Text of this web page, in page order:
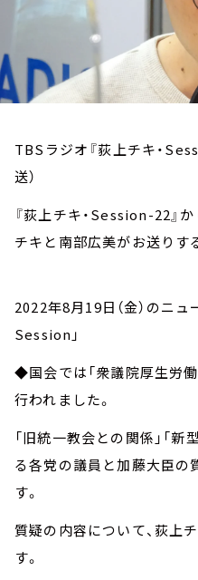
TBSラジオ『荻上チキ・
送）
『荻上チキ・Session-22』
チキと南部広美がお送りす
2022年8月19日（金）のニ
Session」
◆国会では「衆議院厚生労
行われました。
「旧統一教会との関係」「
る各党の議員と加藤大臣の
す。
質疑の内容について、荻上
す。